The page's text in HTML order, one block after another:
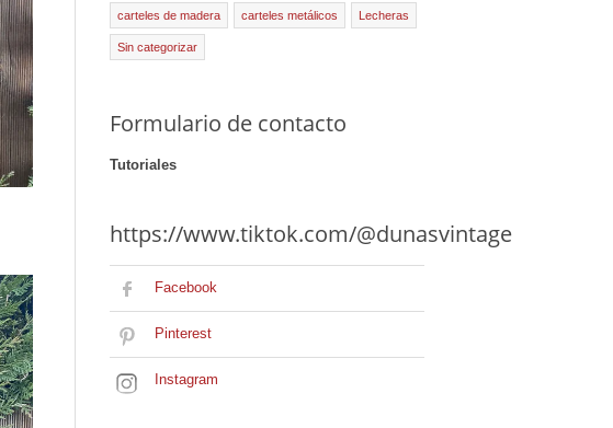
carteles de madera carteles metálicos Lecheras
Sin categorizar
Formulario de contacto
Tutoriales
https://www.tiktok.com/@dunasvintage
Facebook
Pinterest
Instagram